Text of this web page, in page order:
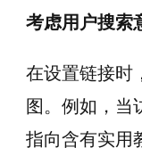
考虑用户搜索
在设置链接时
图。例如，当
指向含有实用